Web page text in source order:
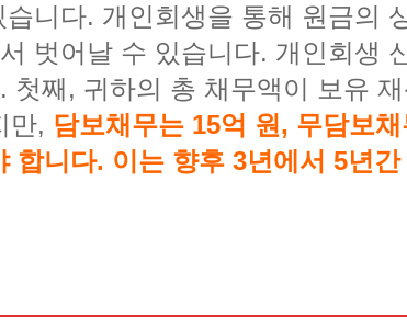
니다. 개인회생을 통해 원금의
벗어날 수 있습니다. 개인회생
째, 귀하의 총 채무액이 보유 재
만, 담보채무는 15억 원, 무담보
합니다. 이는 향후 3년에서 5년간